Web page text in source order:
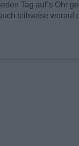
Tag auf´s Ohr
teilweise worauf